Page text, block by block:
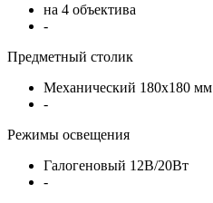
на 4 объектива
-
Предметный столик
Механический 180х180 мм
-
Режимы освещения
Галогеновый 12В/20Вт
-